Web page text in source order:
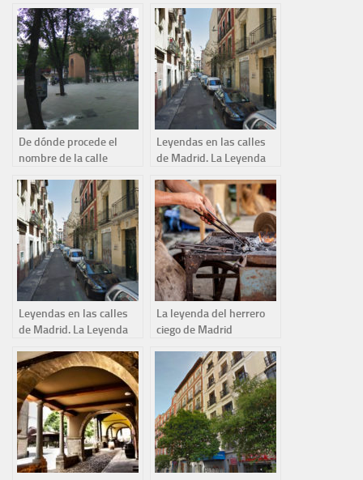
De dónde procede el
nombre de la calle
Leyendas en las calles
de Madrid. La Leyenda
Leyendas en las calles
de Madrid. La Leyenda
La leyenda del herrero
ciego de Madrid